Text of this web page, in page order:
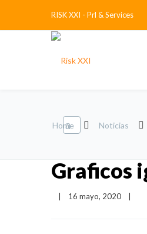
RISK XXI - Prl & Services
Home Noticias
Graficos
16 mayo, 2020